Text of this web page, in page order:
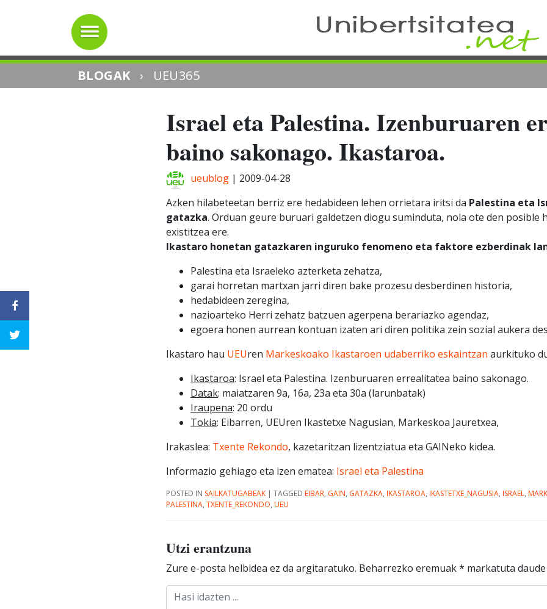
BLOGAK › UEU365
Israel eta Palestina. Izenburuaren
baino sakonago. Ikastaroa.
ueublog | 2009-04-28
Azken hilabeteetan berriz ere hedabideen lehen orrietara iritsi da Palestina eta
gatazka. Orduan geure buruari galdetzen diogu suminduta, nola ote den posible
existitzea ere.
Ikastaro honetan gatazkaren inguruko fenomeno eta faktore ezberdinak
Palestina eta Israeleko azterketa zehatza,
garai horretan martxan jarri diren bake prozesu desberdinen historia,
hedabideen zeregina,
nazioarteko Herri zehatz batzuen agerpena berariazko agendaz,
egoera honen aurrean kontuan izaten ari diren politika zein sozial aukera
Ikastaro hau UEUren Markeskoako Ikastaroen udaberriko eskaintzan aurkituko
Ikastaroa: Israel eta Palestina. Izenburuaren errealitatea baino sakonago.
Datak: maiatzaren 9a, 16a, 23a eta 30a (larunbatak)
Iraupena: 20 ordu
Tokia: Eibarren, UEUren Ikastetxe Nagusian, Markeskoa Jauretxea,
Irakaslea: Txente Rekondo, kazetaritzan lizentziatua eta GAINeko kidea.
Informazio gehiago eta izen ematea: Israel eta Palestina
POSTED IN SAILKATUGABEAK | TAGGED EIBAR, GAIN, GATAZKA, IKASTAROA, IKASTETXE_NAGUSIA, ISRAEL,
PALESTINA, TXENTE_REKONDO, UEU
Utzi erantzuna
Zure e-posta helbidea ez da argitaratuko. Beharrezko eremuak* markatuta daude